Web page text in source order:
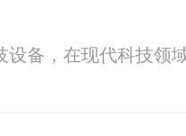
设备，在现代科技领